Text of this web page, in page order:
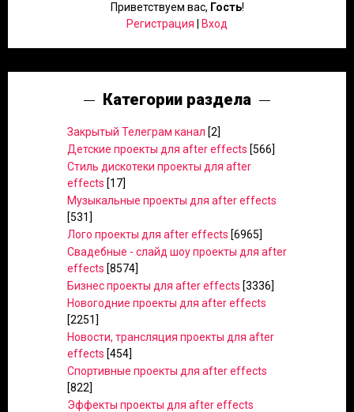
Приветствуем вас, Гость!
Регистрация
Вход
Категории раздела
Закрытый Телеграм канал [2]
Детские проекты для after effects [566]
Стиль дискотеки проекты для after
effects [17]
Музыкальные проекты для after effects
[531]
Лого проекты для after effects [6965]
Свадебные - слайд шоу проекты для after
effects [8574]
Бизнес проекты для after effects [3336]
Новогодние проекты для after effects
[2251]
Новости, трансляция проекты для after
effects [454]
Спортивные проекты для after effects
[822]
Эффекты проекты для after effects